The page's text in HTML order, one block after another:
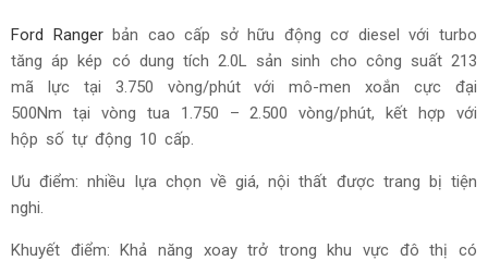
Ford Rangerbản cao cấp sở hữu động cơ diesel với turbo
tăng áp kép có dung tích 2.0L sản sinh cho công suất 213
mã lực tại 3.750 vòng/phút với mô-men xoắn cực đại
500Nm tại vòng tua 1.750 – 2.500 vòng/phút, kết hợp với
hộp số tự động 10 cấp.
Ưu điểm: nhiều lựa chọn về giá, nội thất được trang bị tiện
nghi.
Khuyết điểm: Khả năng xoay trở trong khu vực đô thị có